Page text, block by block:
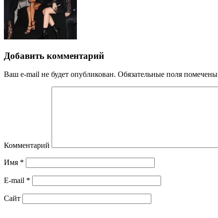
Добавить комментарий
Ваш e-mail не будет опубликован. Обязательные поля
Комментарий
Имя *
E-mail *
Сайт